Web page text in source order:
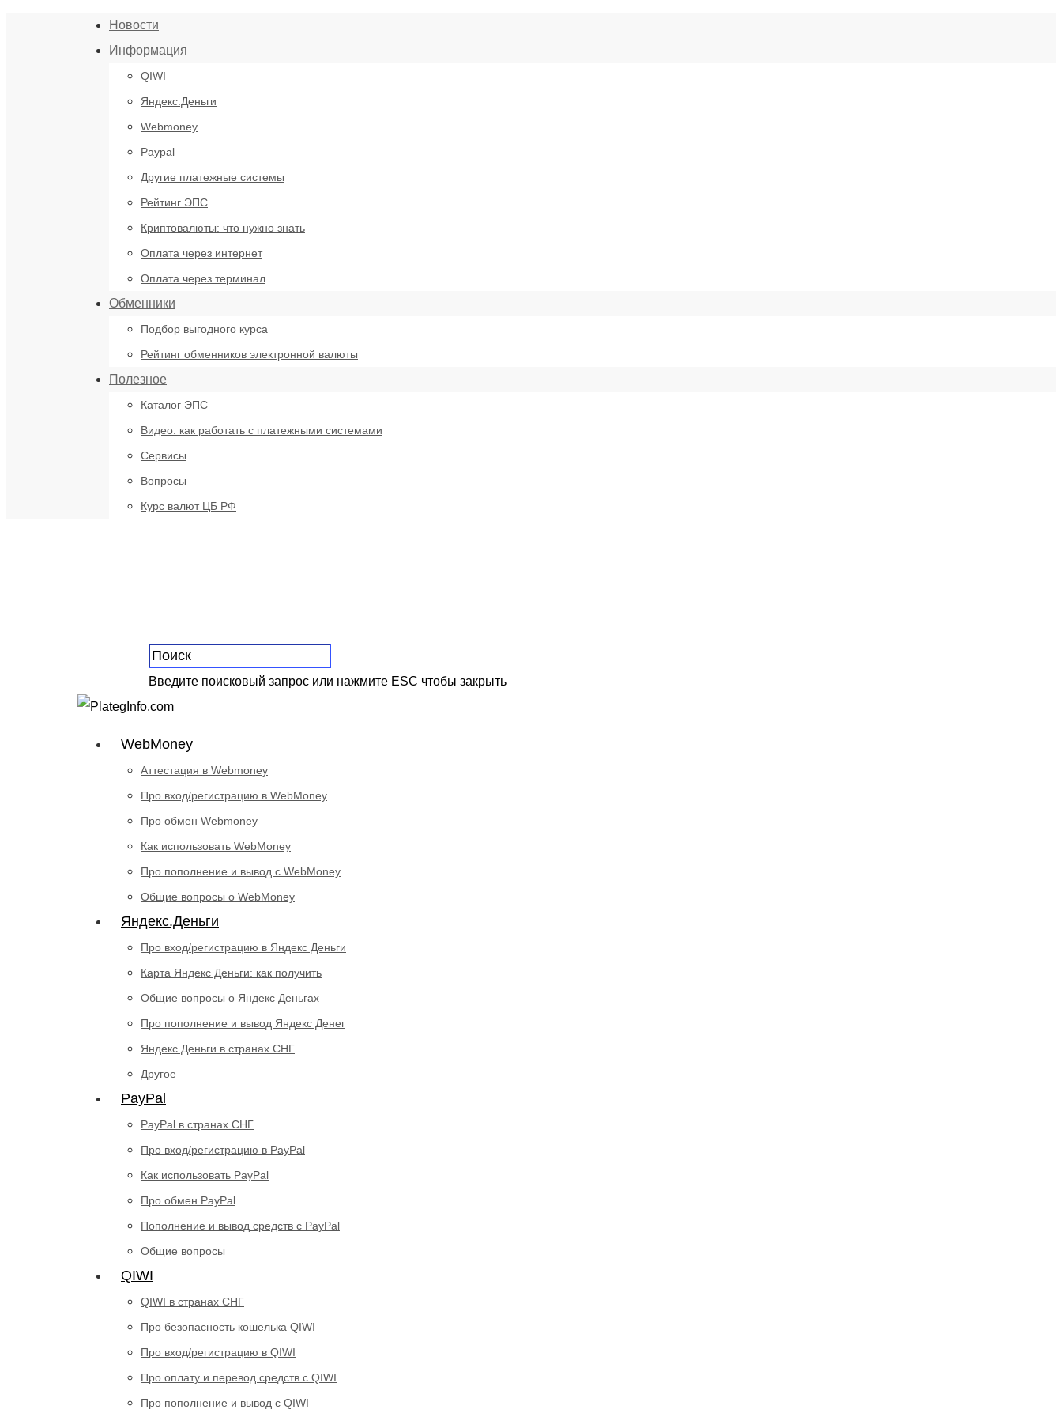
Новости
Информация
QIWI
Яндекс.Деньги
Webmoney
Paypal
Другие платежные системы
Рейтинг ЭПС
Криптовалюты: что нужно знать
Оплата через интернет
Оплата через терминал
Обменники
Подбор выгодного курса
Рейтинг обменников электронной валюты
Полезное
Каталог ЭПС
Видео: как работать с платежными системами
Сервисы
Вопросы
Курс валют ЦБ РФ
Введите поисковый запрос или нажмите ESC чтобы закрыть
WebMoney
Аттестация в Webmoney
Про вход/регистрацию в WebMoney
Про обмен Webmoney
Как использовать WebMoney
Про пополнение и вывод с WebMoney
Общие вопросы о WebMoney
Яндекс.Деньги
Про вход/регистрацию в Яндекс Деньги
Карта Яндекс Деньги: как получить
Общие вопросы о Яндекс Деньгах
Про пополнение и вывод Яндекс Денег
Яндекс.Деньги в странах СНГ
Другое
PayPal
PayPal в странах СНГ
Про вход/регистрацию в PayPal
Как использовать PayPal
Про обмен PayPal
Пополнение и вывод средств с PayPal
Общие вопросы
QIWI
QIWI в странах СНГ
Про безопасность кошелька QIWI
Про вход/регистрацию в QIWI
Про оплату и перевод средств c QIWI
Про пополнение и вывод с QIWI